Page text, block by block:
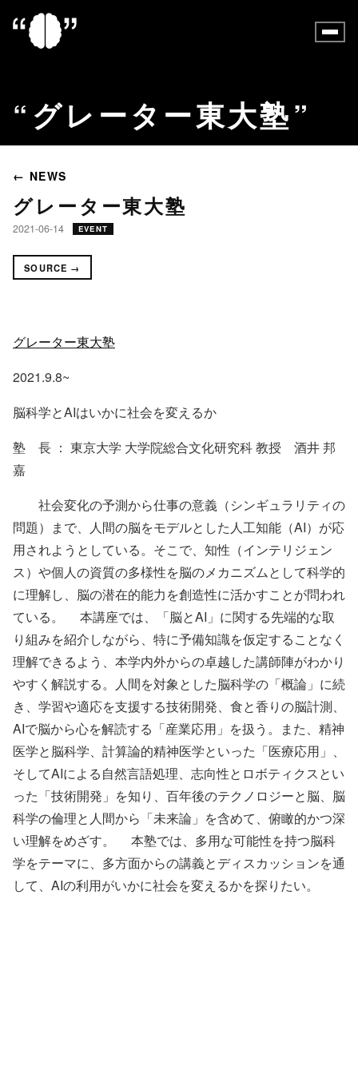
グレーター東大塾
← NEWS
グレーター東大塾
2021-06-14 EVENT
SOURCE →
グレーター東大塾
2021.9.8~
脳科学とAIはいかに社会を変えるか
塾 長 ： 東京大学 大学院総合文化研究科 教授 酒井 邦
嘉
社会変化の予測から仕事の意義（シンギュラリティの
問題）まで、人間の脳をモデルとした人工知能（AI）が応
用されようとしている。そこで、知性（インテリジェン
ス）や個人の資質の多様性を脳のメカニズムとして科学的
に理解し、脳の潜在的能力を創造性に活かすことが問われ
ている。 本講座では、「脳とAI」に関する先端的な取
り組みを紹介しながら、特に予備知識を仮定することなく
理解できるよう、本学内外からの卓越した講師陣がわかり
やすく解説する。人間を対象とした脳科学の「概論」に続
き、学習や適応を支援する技術開発、食と香りの脳計測、
AIで脳から心を解読する「産業応用」を扱う。また、精神
医学と脳科学、計算論的精神医学といった「医療応用」、
そしてAIによる自然言語処理、志向性とロボティクスとい
った「技術開発」を知り、百年後のテクノロジーと脳、脳
科学の倫理と人間から「未来論」を含めて、俯瞰的かつ深
い理解をめざす。 本塾では、多用な可能性を持つ脳科
学をテーマに、多方面からの講義とディスカッションを通
して、AIの利用がいかに社会を変えるかを探りたい。